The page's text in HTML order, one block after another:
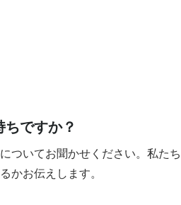
ですか？
ついてお聞かせください。私たち
かお伝えします。